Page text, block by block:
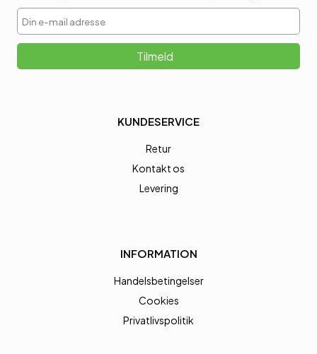
Din e-mail adresse
Tilmeld
KUNDESERVICE
Retur
Kontakt os
Levering
INFORMATION
Handelsbetingelser
Cookies
Privatlivspolitik